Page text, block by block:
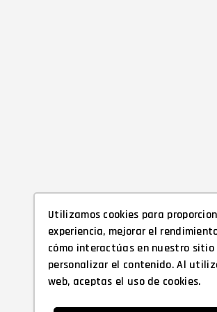
Utilizamos cookies para
experiencia, mejorar el
cómo interactúas en nuestro sitio
personalizar el contenido. Al
web, aceptas el uso de cookies.